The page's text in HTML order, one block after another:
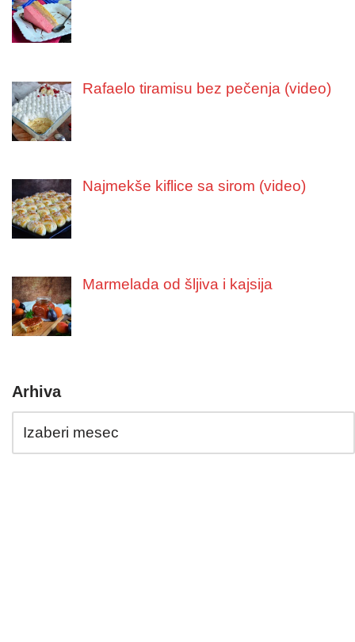
Rafaelo tiramisu bez pečenja (video)
Najmekše kiflice sa sirom (video)
Marmelada od šljiva i kajsija
Arhiva